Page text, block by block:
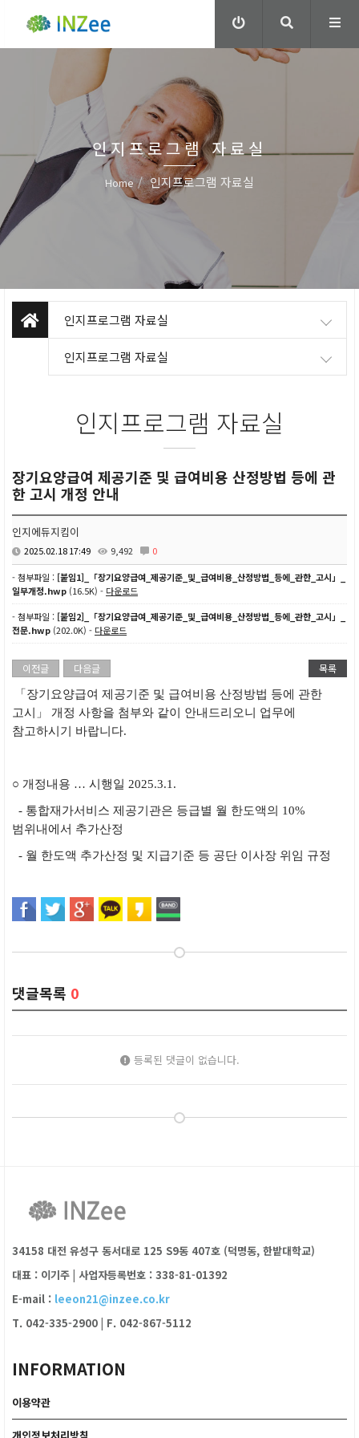
인지프로그램 자료실
Home 인지프로그램 자료실
인지프로그램 자료실
인지프로그램 자료실
인지프로그램 자료실
장기요양급여 제공기준 및 급여비용 산정방법 등에 관
한 고시 개정 안내
인지에듀지킴이
2025.02.18 17:49 9,492 0
- 첨부파일 : [붙임1]_「장기요양급여_제공기준_및_급여비용_산정방법_등에_관한_고시」_
일부개정.hwp (16.5K) - 다운로드
- 첨부파일 : [붙임2]_「장기요양급여_제공기준_및_급여비용_산정방법_등에_관한_고시」_
전문.hwp (202.0K) - 다운로드
이전글 다음글 목록
「 장기요양급여 제공기준 및 급여비용 산정방법 등에 관한
고시
」 개정 사항을 첨부와 같이 안내드리오니 업무에
참고하시기 바랍니다.
○ 개정내용 … 시행일 2025.3.1.
- 통합재가서비스 제공기관은 등급별 월 한도액의 10%
범위내에서 추가산정
- 월 한도액 추가산정 및 지급기준 등 공단 이사장 위임 규정
댓글목록 0
등록된 댓글이 없습니다.
34158 대전 유성구 동서대로 125 S9동 407호 (덕명동, 한밭대학교)
대표 : 이기주 | 사업자등록번호 : 338-81-01392
E-mail : leeon21@inzee.co.kr
T. 042-335-2900 | F. 042-867-5112
INFORMATION
이용약관